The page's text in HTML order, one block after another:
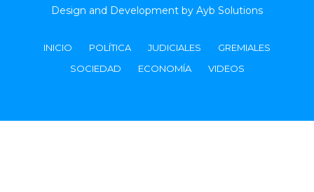
Design and Development by Ayb Solutions
INICIO POLÍTICA JUDICIALES
GREMIALES
SOCIEDAD
ECONOMÍA VIDEOS